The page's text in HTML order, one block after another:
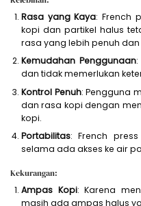
Rasa yang Kaya: French
kopi dan partikel halus
rasa yang lebih penuh dan
Kemudahan Penggunaan
dan tidak memerlukan
Kontrol Penuh: Pengguna
dan rasa kopi dengan
kopi.
Portabilitas: French
selama ada akses ke air
Kekurangan:
Ampas Kopi: Karena
masih ada ampas halus